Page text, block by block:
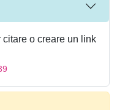
o creare un link